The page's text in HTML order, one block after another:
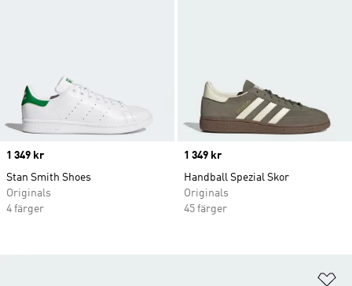
Price
1 349 kr
Stan Smith Shoes
Originals
4 färger
Price
1 349 kr
Handball Spezial Skor
Originals
45 färger